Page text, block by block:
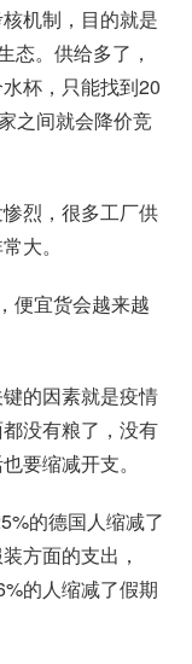
机制，目的就是
态。供给多了，
杯，只能找到20
之间就会降价竞
烈，很多工厂供
大。
便宜货会越来越
的因素就是疫情
没有粮了，没有
要缩减开支。
的德国人缩减了
方面的支出，
的人缩减了假期